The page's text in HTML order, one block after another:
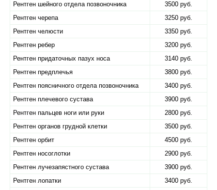
Рентген шейного отдела позвоночника
3500 руб.
Рентген черепа
3250 руб.
Рентген челюсти
3350 руб.
Рентген ребер
3200 руб.
Рентген придаточных пазух носа
3140 руб.
Рентген предплечья
3800 руб.
Рентген поясничного отдела позвоночника
3400 руб.
Рентген плечевого сустава
3900 руб.
Рентген пальцев ноги или руки
2800 руб.
Рентген органов грудной клетки
3500 руб.
Рентген орбит
4500 руб.
Рентген носоглотки
2900 руб.
Рентген лучезапястного сустава
3900 руб.
Рентген лопатки
3400 руб.